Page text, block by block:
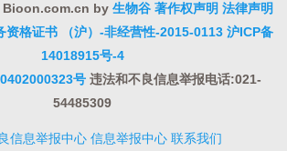
by 生物谷 著作权声明 法律声明
资格证书 （沪）-非经营性-2015-0113 沪ICP备
14018915号-4
号 违法和不良信息举报电话:021-
54485309
信息举报中心 信息举报中心 联系我们